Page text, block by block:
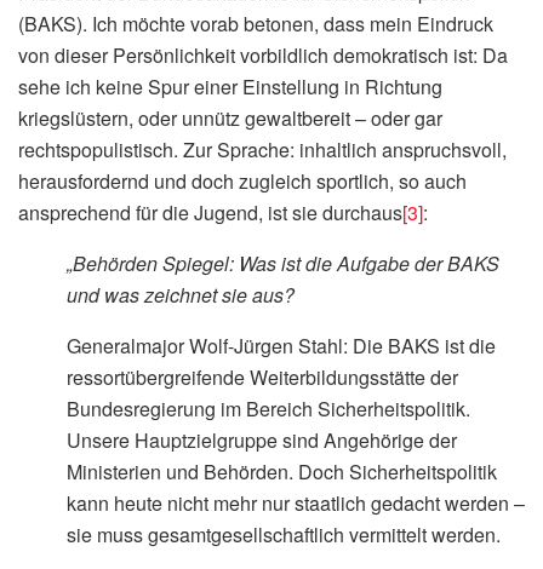
(BAKS). Ich möchte vorab betonen, dass mein Eindruck
von dieser Persönlichkeit vorbildlich demokratisch ist: Da
sehe ich keine Spur einer Einstellung in Richtung
kriegslüstern, oder unnütz gewaltbereit – oder gar
rechtspopulistisch. Zur Sprache: inhaltlich anspruchsvoll,
herausfordernd und doch zugleich sportlich, so auch
ansprechend für die Jugend, ist sie durchaus[3]:
„Behörden Spiegel: Was ist die Aufgabe der BAKS
und was zeichnet sie aus?
Generalmajor Wolf-Jürgen Stahl: Die BAKS ist die
ressortübergreifende Weiterbildungsstätte der
Bundesregierung im Bereich Sicherheitspolitik.
Unsere Hauptzielgruppe sind Angehörige der
Ministerien und Behörden. Doch Sicherheitspolitik
kann heute nicht mehr nur staatlich gedacht werden –
sie muss gesamtgesellschaftlich vermittelt werden.